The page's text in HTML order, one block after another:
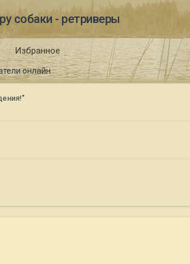
собаки - ретриверы
онлайн
Избранное